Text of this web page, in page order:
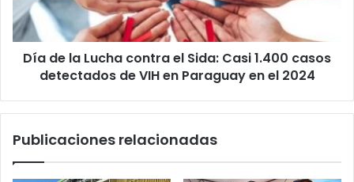
Día de la Lucha contra el Sida: Casi 1.400 casos
detectados de VIH en Paraguay en el 2024
Publicaciones relacionadas